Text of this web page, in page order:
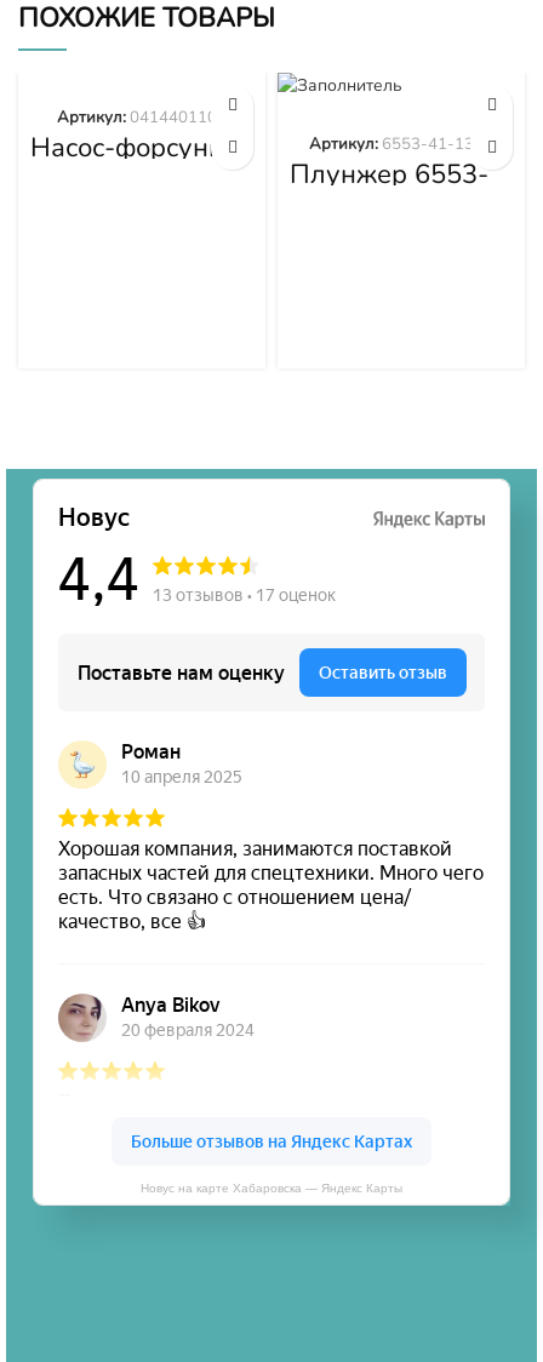
ПОХОЖИЕ ТОВАРЫ
Насос-форсунка
0414401105
Артикул:0414401105
Плунжер 6553-
41-1300
Артикул: 6553-41-1300
Новус на карте Хабаровска — Яндекс Карты